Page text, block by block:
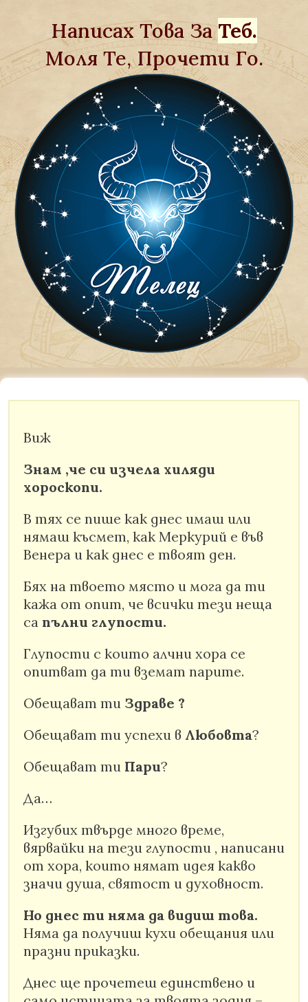
Написах Това ЗаТеб.
Моля Те, Прочети Го.
Виж
Знам ,че си изчела хиляди
хороскопи.
В тях се пише как днес имаш или
нямаш късмет, как Меркурий е във
Венера и как днес е твоят ден.
Бях на твоето място и мога да ти
кажа от опит, че всички тези неща
са пълни глупости.
Глупости с които алчни хора се
опитват да ти вземат парите.
Обещават ти Здраве ?
Обещават ти успехи в Любовта?
Обещават ти Пари?
Да…
Изгубих твърде много време,
вярвайки на тези глупости , написани
от хора, които нямат идея какво
значи душа, святост и духовност.
Но днес ти няма да видиш това.
Няма да получиш кухи обещания или
празни приказки.
Днес ще прочетеш единствено и